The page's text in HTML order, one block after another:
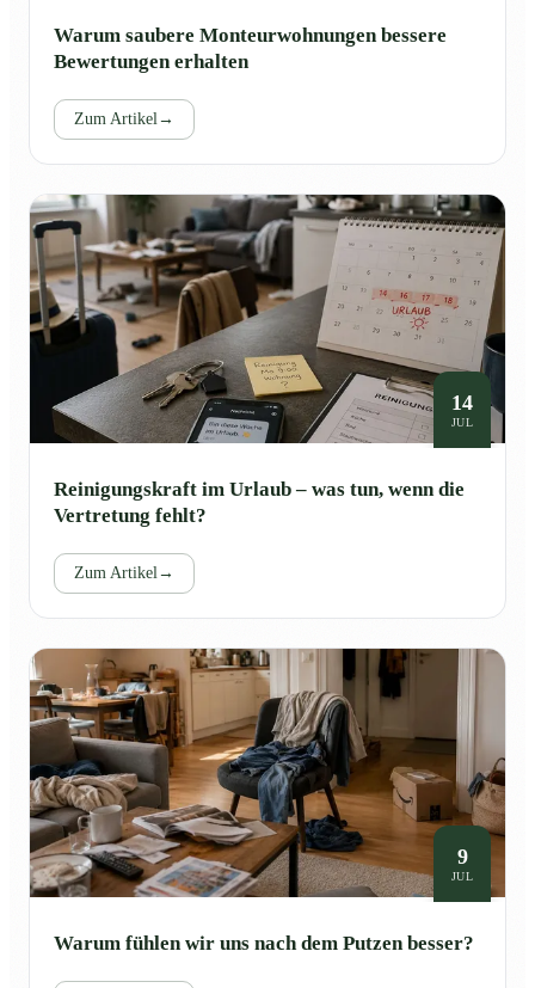
Warum saubere Monteurwohnungen bessere
Bewertungen erhalten
Zum Artikel→
14
JUL
Reinigungskraft im Urlaub – was tun, wenn die
Vertretung fehlt?
Zum Artikel→
9
JUL
Warum fühlen wir uns nach dem Putzen besser?